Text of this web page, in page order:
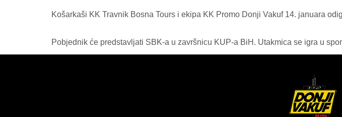
Košarkaši KK Travnik Bosna Tours i ekipa KK Promo Donji Vakuf 14. januara
Pobjednik će predstavljati SBK-a u završnicu KUP-a BiH. Utakmica se igra u